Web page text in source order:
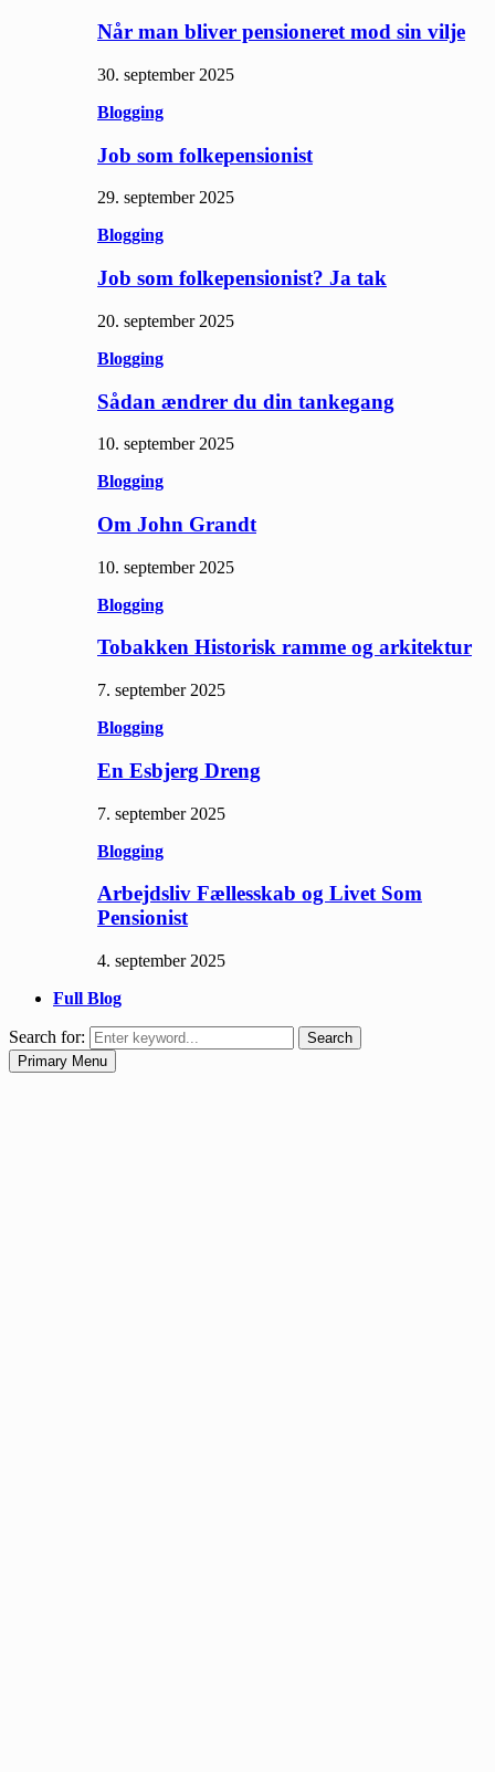
Når man bliver pensioneret mod sin vilje
30. september 2025
Blogging
Job som folkepensionist
29. september 2025
Blogging
Job som folkepensionist? Ja tak
20. september 2025
Blogging
Sådan ændrer du din tankegang
10. september 2025
Blogging
Om John Grandt
10. september 2025
Blogging
Tobakken Historisk ramme og arkitektur
7. september 2025
Blogging
En Esbjerg Dreng
7. september 2025
Blogging
Arbejdsliv Fællesskab og Livet Som
Pensionist
4. september 2025
Full Blog
Search for:
Search
Primary Menu